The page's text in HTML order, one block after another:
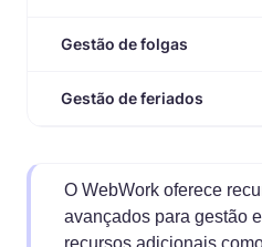
Gestão de folgas
Gestão de feriados
O WebWork oferece
avançados para gestão
recursos adicionais